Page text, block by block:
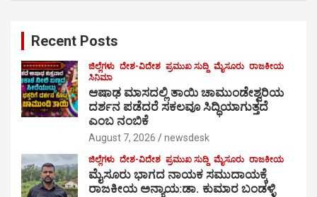
Recent Posts
ಜಿಲ್ಲೆಗಳು ದೇಶ-ವಿದೇಶ ಪ್ರಮುಖ ಸುದ್ದಿ ಮೈಸೂರು ರಾಜಕೀಯ
ಸಿನಿಮಾ
ಆಷಾಢ ಮಾಸದಲ್ಲಿ ತಾಯಿ ಚಾಮುಂಡೇಶ್ವರಿಯ
ದರ್ಶನ ಪಡೆದರೆ ಸಕಲವೂ ಸಿದ್ಧಿಯಾಗುತ್ತದೆ
ಎಂಬ ನಂಬಿಕೆ
August 7, 2026 newsdesk
ಜಿಲ್ಲೆಗಳು ದೇಶ-ವಿದೇಶ ಪ್ರಮುಖ ಸುದ್ದಿ ಮೈಸೂರು ರಾಜಕೀಯ
ಮೈಸೂರು ಭಾಗದ ನಾಯಕ ಸಮುದಾಯಕ್ಕೆ
ರಾಜಕೀಯ ಅನ್ಯಾಯ:ಡಾ. ಕುಮಾರ ಬಂಡಳ್ಳಿ